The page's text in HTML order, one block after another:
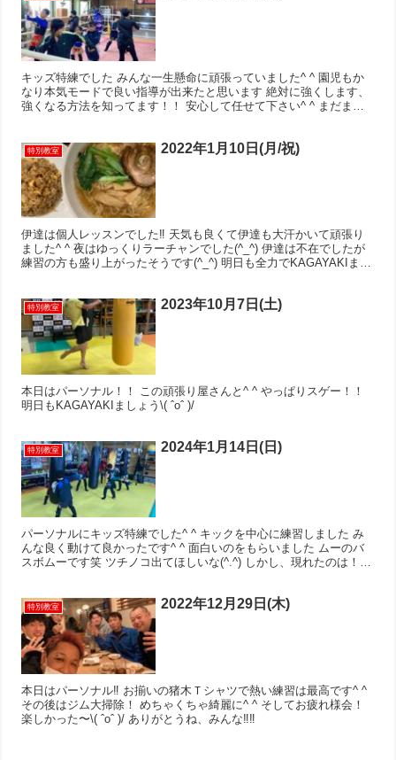
キッズ特練でした みんな一生懸命に頑張っていました^ ^ 園児もか
なり本気モードで良い指導が出来たと思います 絶対に強くします、
強くなる方法を知ってます！！ 安心して任せて下さい^ ^ まだまだ
特別教室 2022年1月10日(月/祝)
伊達は個人レッスンでした‼︎ 天気も良くて伊達も大汗かいて頑張り
ました^ ^ 夜はゆっくりラーチャンでした(^_^) 伊達は不在でしたが
練習の方も盛り上がったそうです(^_^) 明日も全力でKAGAYAKIまし
特別教室 2023年10月7日(土)
本日はパーソナル！！ この頑張り屋さんと^ ^ やっぱりスゲー！！
明日もKAGAYAKIましょう\( ˆoˆ )/
特別教室 2024年1月14日(日)
パーソナルにキッズ特練でした^ ^ キックを中心に練習しました み
んな良く動けて良かったです^ ^ 面白いのをもらいました ムーのバ
スボムーです笑 ツチノコ出てほしいな(^.^) しかし、現れたのは！？
特別教室 2022年12月29日(木)
本日はパーソナル‼︎ お揃いの猪木Ｔシャツで熱い練習は最高です^ ^
その後はジム大掃除！ めちゃくちゃ綺麗に^ ^ そしてお疲れ様会！
楽しかった〜\( ˆoˆ )/ ありがとうね、みんな‼︎‼︎